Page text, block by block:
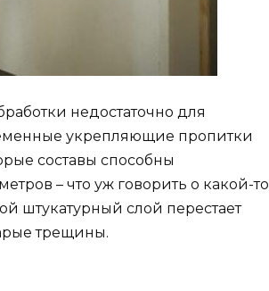
недостаточно для
укрепляющие пропитки
составы способны
– что уж говорить о какой-то
штукатурный слой перестает
трещины.